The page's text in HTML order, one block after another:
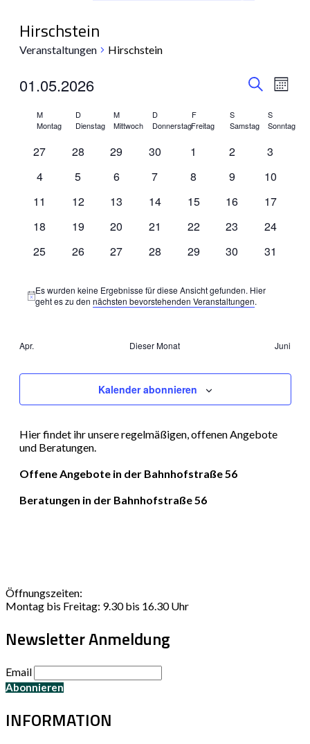
Hirschstein
Veranstaltungen Hirschstein
Suche
und
Monat
01.05.2026
wählen.
Kalender
von
Veranstaltungen
M
Montag
D
Dienstag
M
Mittwoch
D
Donnerstag
F
Freitag
S
Samstag
S
Sonntag
0
27
0
28
0
29
0
30
0
1
0
2
0
3
0
4
0
5
0
6
0
7
0
8
0
9
0
10
0
11
0
12
0
13
0
14
0
15
0
16
0
17
0
18
0
19
0
20
0
21
0
22
0
23
0
24
0
25
0
26
0
27
0
28
0
29
0
30
0
31
Hinweis
Es wurden keine Ergebnisse für diese Ansicht gefunden. Hier
geht es zu dennächsten bevorstehenden Veranstaltungen.
Apr. Dieser Monat Juni
Kalender abonnieren
Hier findet ihr unsere regelmäßigen, offenen Angebote
und Beratungen.
Offene Angebote in der Bahnhofstraße 56
Beratungen in der Bahnhofstraße 56
Öffnungszeiten:
Montag bis Freitag: 9.30 bis 16.30 Uhr
Newsletter Anmeldung
Email
INFORMATION